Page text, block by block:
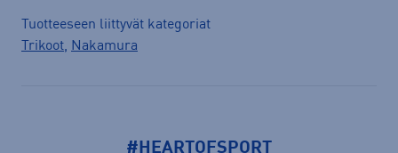
Tuotteeseen liittyvät kategoriat
Trikoot, Nakamura
#HEARTOFSPORT